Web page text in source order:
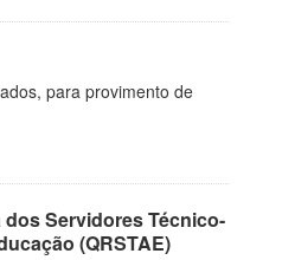
para provimento de
Servidores Técnico-
(QRSTAE)